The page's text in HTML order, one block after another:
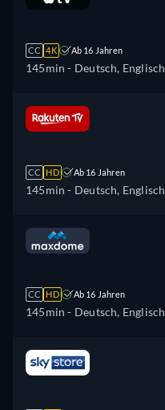
CC 4K Ab 16 Jahren
145min - Deutsch, Englisch
CC HD Ab 16 Jahren
145min - Deutsch, Englisch
CC HD Ab 16 Jahren
145min - Deutsch, Englisch